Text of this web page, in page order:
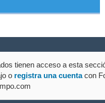
tienen acceso a esta
o registra una cuentacon